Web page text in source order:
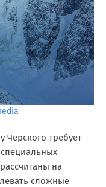
Черского требует
на
сложные